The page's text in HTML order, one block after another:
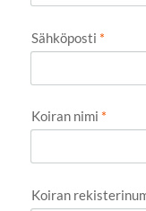
Sähköposti *
Koiran nimi *
Koiran